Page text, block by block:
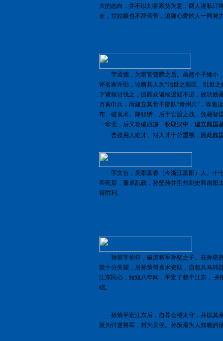
大的志向，并不以刘备家贫为意，两人遂私订
走，甘姑娘也不辞劳苦，追随心爱的人一同努
字孟德，为宦官曹腾之后。虽然个子矮小
评名家许劭，论断其人为“治世之能臣、乱世
下诸候讨伐之，但因众诸候迟疑不进，故功败
万黄巾兵，而建立其骨干部队“青州兵”，靠着
布、破袁术、降张绣，后于官渡之战，凭藉智
一华北，后又攻破西凉、收取汉中，建立魏国
曹操用人唯才、对人才十分重视，因此魏
字文台，吴郡富春（今浙江富阳）人。十
帝死后，董卓乱政，孙坚兼并荆州刺史和南阳
得胜利。
孙策字伯符，破虏将军孙坚之子。在孙坚
策十分失望，后孙策得袁术资助，自领兵马转
江东民心，短短八年间，平定了整个江东，
础。
孙策平定江东后，自荐会稽太守，并以其
策为讨逆将军，封为吴侯。孙策最为人知晓的